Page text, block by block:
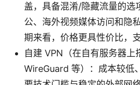
盖，具备混淆/隐藏流量的选
公、海外视频媒体访问和隐
期来看，价格更具性价比，
自建 VPN（在自有服务器上
WireGuard 等）：成本较低